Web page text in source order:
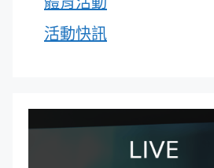
活動快訊